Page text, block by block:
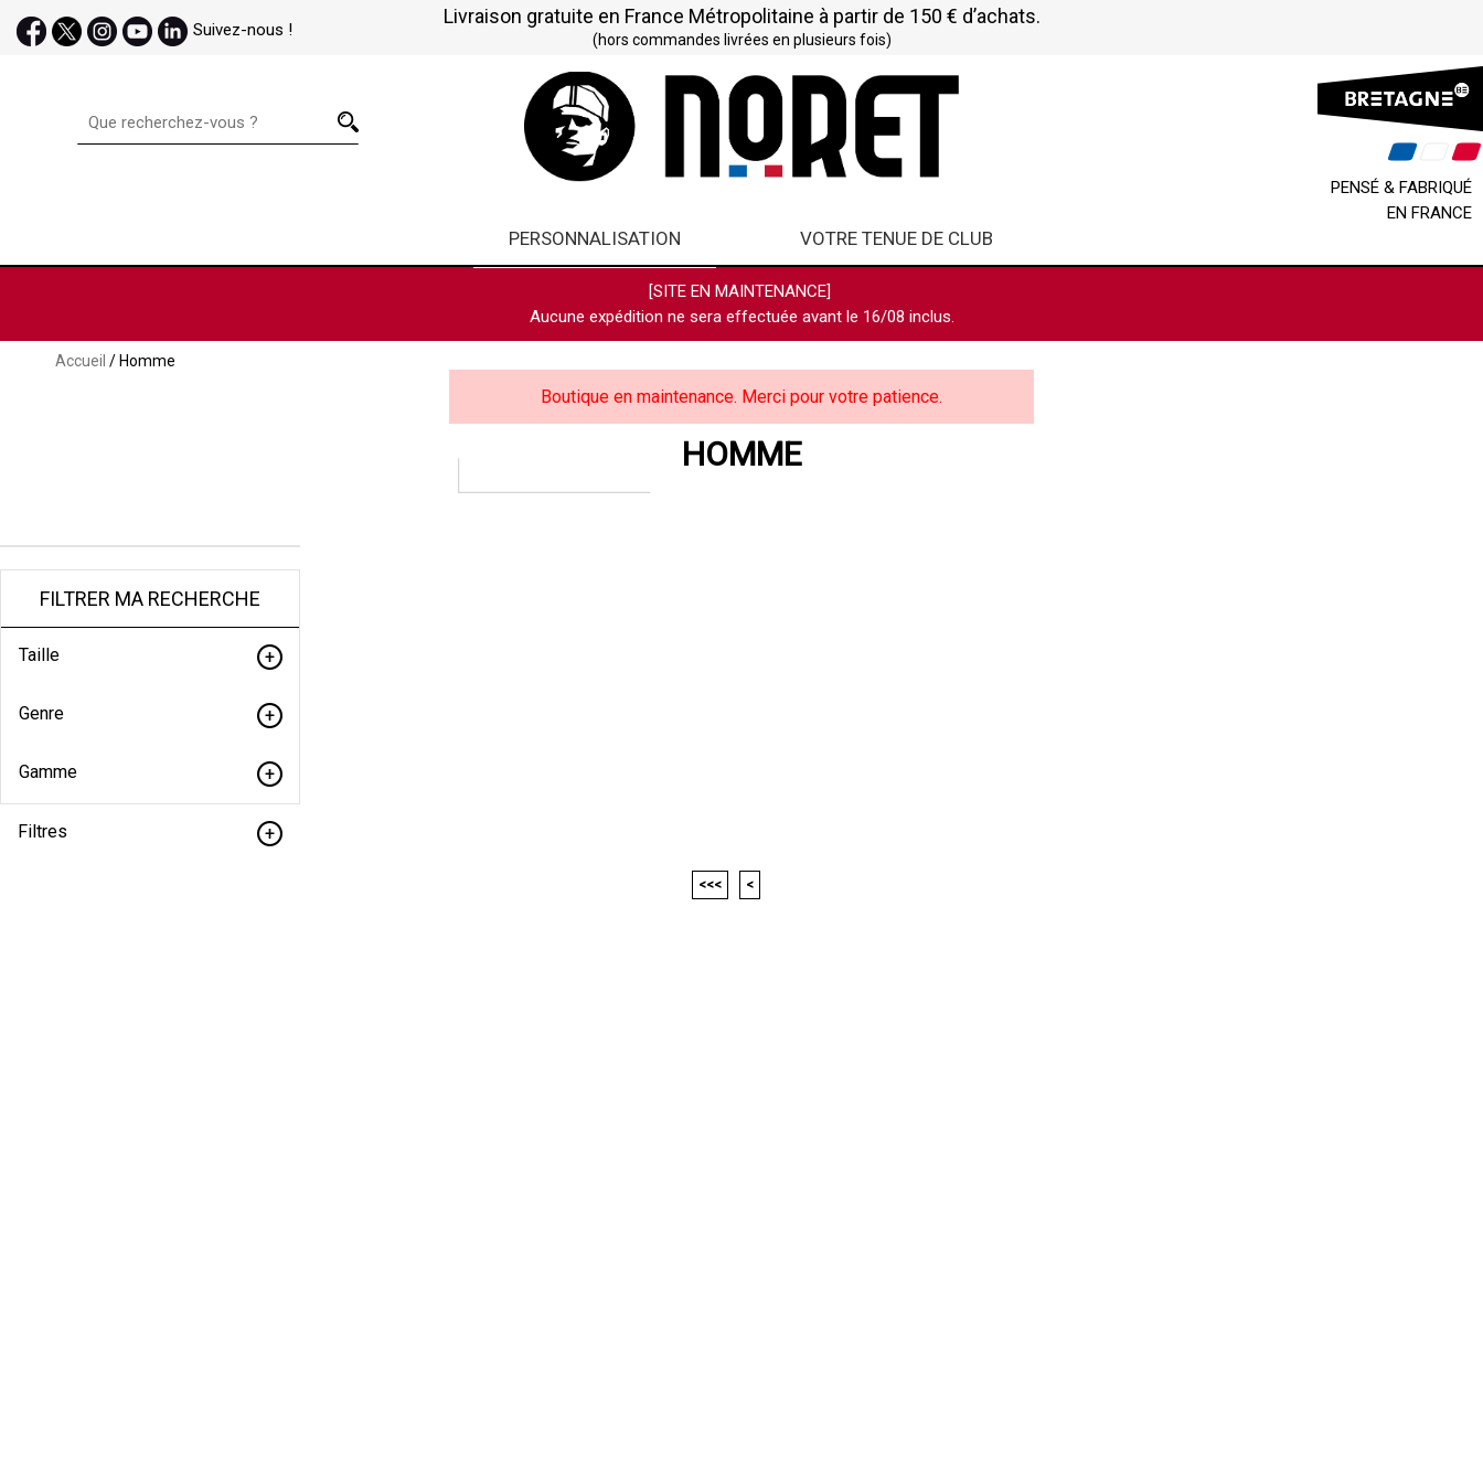
Suivez-nous !
Livraison gratuite en France Métropolitaine à partir de 150 € d’achats.
(hors commandes livrées en plusieurs fois)
PENSÉ & FABRIQUÉ
EN FRANCE
PERSONNALISATION VOTRE TENUE DE CLUB
[SITE EN MAINTENANCE]
Aucune expédition ne sera effectuée avant le 16/08 inclus.
Accueil / Homme
Boutique en maintenance. Merci pour votre patience.
HOMME
FILTRER MA RECHERCHE
Taille
Genre
Gamme
Filtres
<<< <